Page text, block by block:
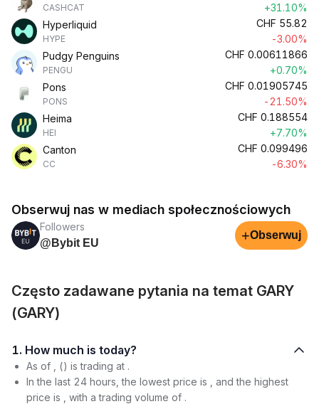
CASHCAT
+31.10%
Hyperliquid
HYPE
CHF 55.82
-3.00%
Pudgy Penguins
PENGU
CHF 0.00611866
+0.70%
Pons
PONS
CHF 0.01905745
-21.50%
Heima
HEI
CHF 0.188554
+7.70%
Canton
CC
CHF 0.099496
-6.30%
Obserwuj nas w mediach społecznościowych
Followers
@Bybit EU
+Obserwuj
Często zadawane pytania na temat GARY
(GARY)
1. How much is today?
As of , () is trading at .
In the last 24 hours, the lowest price is , and the highest
price is , with a trading volume of .